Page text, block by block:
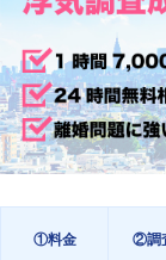
①料金 ②調